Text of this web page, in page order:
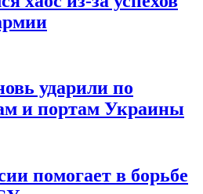
ударили по
и портам Украины
помогает в борьбе